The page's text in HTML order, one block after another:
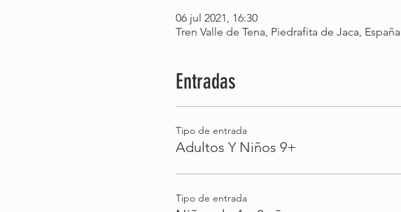
06 jul 2021, 16:30
Tren Valle de Tena, Piedrafita de Jaca, España
Entradas
Tipo de entrada
Adultos Y Niños 9+
Tipo de entrada